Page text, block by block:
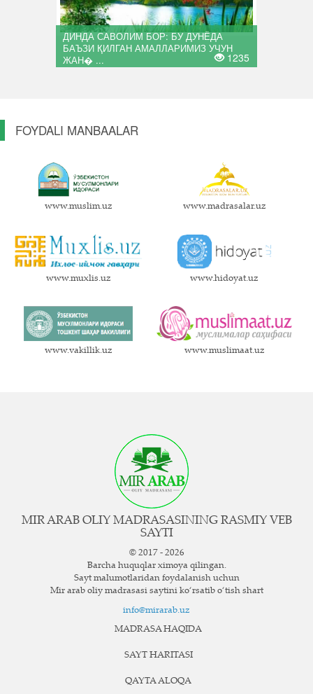
ДИНДА САВОЛИМ БОР: БУ ДУНЁДА
БАЪЗИ ҚИЛГАН АМАЛЛАРИМИЗ УЧУН
ЖАН� ...
1235
FOYDALI MANBAALAR
www.muslim.uz www.madrasalar.uz
www.muxlis.uz www.hidoyat.uz
www.vakillik.uz www.muslimaat.uz
MIR ARAB OLIY MADRASASINING RASMIY VEB
SAYTI
© 2017 - 2026
Barcha huquqlar ximoya qilingan.
Sayt ma`lumotlaridan foydalanish uchun
Mir arab oliy madrasasi saytini ko‘rsatib o‘tish shart
info@mirarab.uz
MADRASA HAQIDA
SAYT HARITASI
QAYTA ALOQA